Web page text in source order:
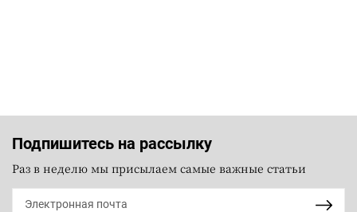
Подпишитесь на рассылку
Раз в неделю мы присылаем самые важные статьи